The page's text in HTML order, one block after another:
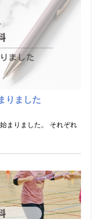
りました
まりました。 それぞれ